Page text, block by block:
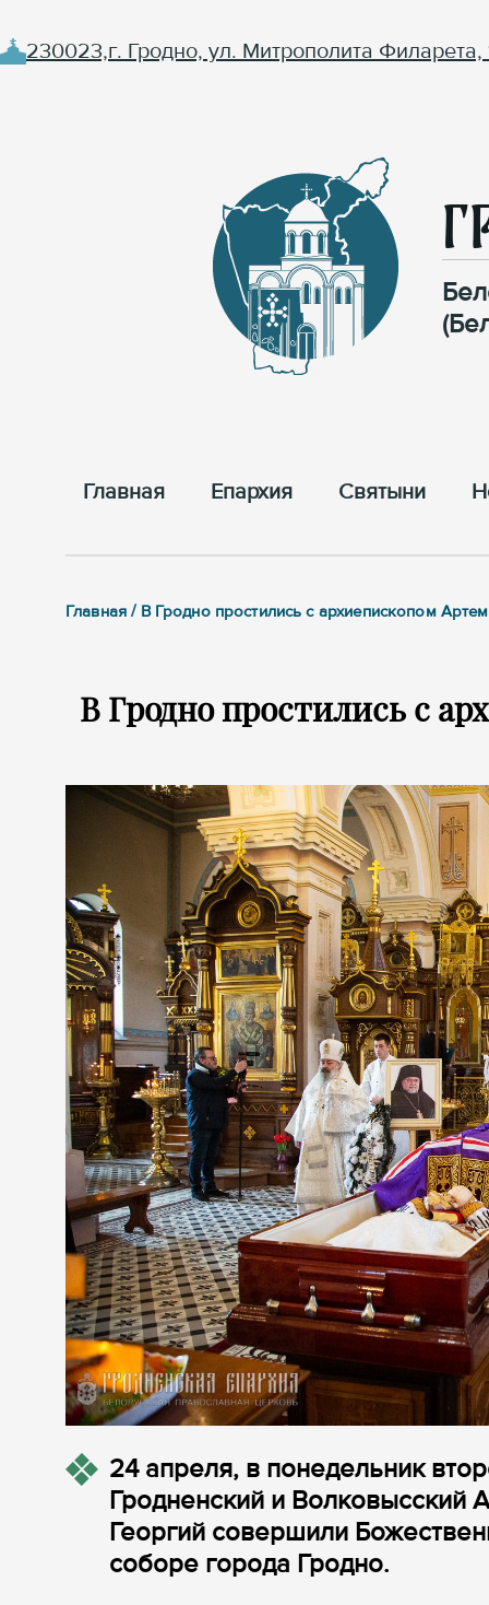
230023,г. Гродно, ул. Митрополита Филарета,
Главная Епархия Cвятыни
Главная / В Гродно простились с архиепископом
В Гродно простились с
24 апреля, в понедельник
Гродненский и Волковысский
Георгий совершили
соборе города Гродно.